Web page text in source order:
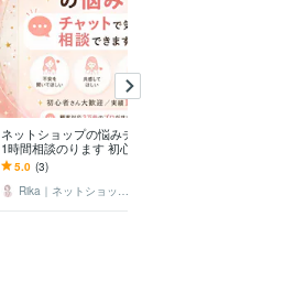
ネットショップの悩みチャットで
1時間相談のります 初心者の方大
歓迎！ネットショップ13年・顧客
対応3万件以上
5.0 (3)
Rika｜ネットショップ×インスタ集客